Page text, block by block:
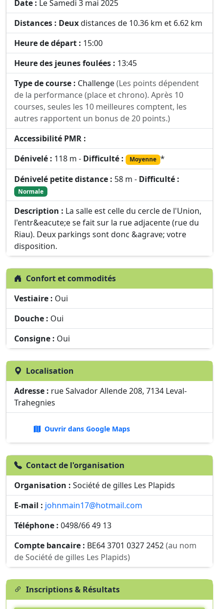
Date : Le Samedi 3 mai 2025
Distances : Deuxdistances de 10.36 km et 6.62 km
Heure de départ : 15:00
Heure des jeunes foulées : 13:45
Type de course : Challenge(Les points dépendent
de la performance (place et chrono). Après 10
courses, seules les 10 meilleures comptent, les
autres rapportent un bonus de 20 points.)
Accessibilité PMR :
Dénivelé : 118 m - Difficulté : Moyenne *
Dénivelé petite distance : 58 m - Difficulté :
Normale
Description : La salle est celle du cercle de l'Union,
l'entr&eacute;e se fait sur la rue adjacente (rue du
Riau). Deux parkings sont donc &agrave; votre
disposition.
Confort et commodités
Vestiaire : Oui
Douche : Oui
Consigne : Oui
Localisation
Adresse : rue Salvador Allende 208, 7134 Leval-
Trahegnies
Ouvrir dans Google Maps
Contact de l'organisation
Organisation : Société de gilles Les Plapids
E-mail : johnmain17@hotmail.com
Téléphone : 0498/66 49 13
Compte bancaire : BE64 3701 0327 2452(au nom
de Société de gilles Les Plapids)
Inscriptions & Résultats